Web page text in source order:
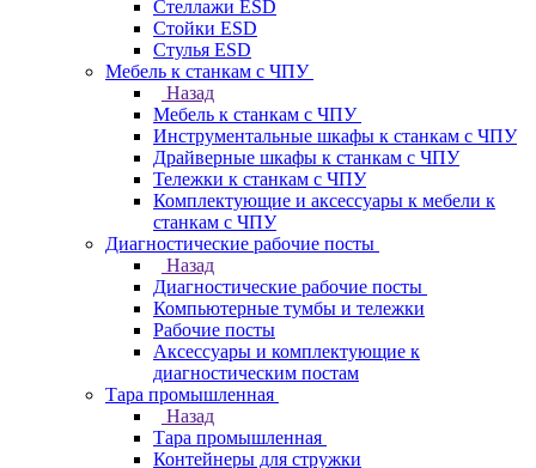
Стеллажи ESD
Стойки ESD
Стулья ESD
Мебель к станкам с ЧПУ
Назад
Мебель к станкам с ЧПУ
Инструментальные шкафы к станкам с ЧПУ
Драйверные шкафы к станкам с ЧПУ
Тележки к станкам с ЧПУ
Комплектующие и аксессуары к мебели к
станкам с ЧПУ
Диагностические рабочие посты
Назад
Диагностические рабочие посты
Компьютерные тумбы и тележки
Рабочие посты
Аксессуары и комплектующие к
диагностическим постам
Тара промышленная
Назад
Тара промышленная
Контейнеры для стружки